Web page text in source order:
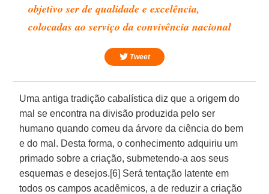
objetivo ser de qualidade e excelência,
colocadas ao serviço da convivência nacional
Tweet
Uma antiga tradição cabalística diz que a origem do
mal se encontra na divisão produzida pelo ser
humano quando comeu da árvore da ciência do bem
e do mal. Desta forma, o conhecimento adquiriu um
primado sobre a criação, submetendo-a aos seus
esquemas e desejos.[6] Será tentação latente em
todos os campos acadêmicos, a de reduzir a criação